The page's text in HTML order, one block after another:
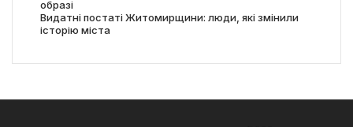
образі
Видатні постаті Житомирщини: люди, які змінили
історію міста